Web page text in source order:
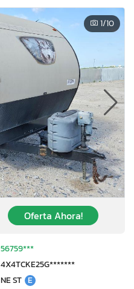
1/10
Oferta Ahora!
56759***
4X4TCKE25G*******
NE ST E